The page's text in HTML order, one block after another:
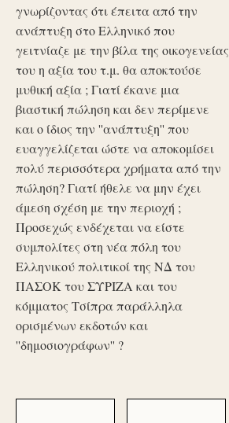
γνωρίζοντας ότι έπειτα από την
ανάπτυξη στο Ελληνικό που
γειτνίαζε με την βίλα της οικογενείας
του η αξία του τ.μ. θα αποκτούσε
μυθική αξία ; Γιατί έκανε μια
βιαστική πώληση και δεν περίμενε
και ο ίδιος την ''ανάπτυξη'' που
ευαγγελίζεται ώστε να αποκομίσει
πολύ περισσότερα χρήματα από την
πώληση? Γιατί ήθελε να μην έχει
άμεση σχέση με την περιοχή ;
Προσεχώς ενδέχεται να είστε
συμπολίτες στη νέα πόλη του
Ελληνικού πολιτικοί της ΝΔ του
ΠΑΣΟΚ του ΣΥΡΙΖΑ και του
κόμματος Τσίπρα παράλληλα
ορισμένων εκδοτών και
''δημοσιογράφων'' ?